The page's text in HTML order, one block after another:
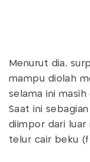
Menurut dia,
mampu diolah
selama ini
Saat ini
diimpor dari
telur cair beku